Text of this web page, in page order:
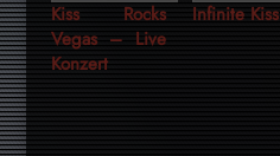
Kiss Rocks
Vegas – Live
Konzert
Infinite Kiss